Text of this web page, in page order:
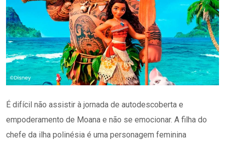
É difícil não assistir à jornada de autodescoberta e
empoderamento de Moana e não se emocionar. A filha do
chefe da ilha polinésia é uma personagem feminina